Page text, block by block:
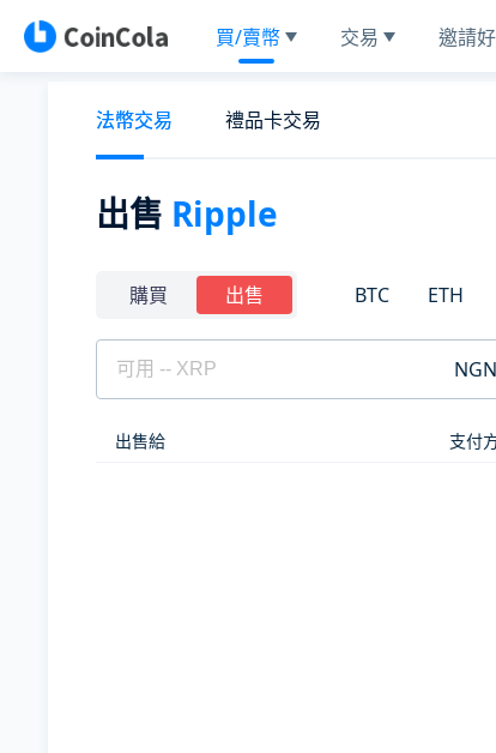
買/賣幣 交易 邀請
法幣交易 禮品卡交易
出售 Ripple
購買 出售 BTC ETH
NGN
出售給 支付